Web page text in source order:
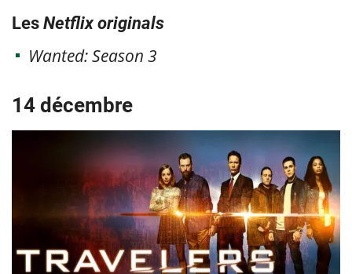
Les Netflix originals
Wanted: Season 3
14 décembre